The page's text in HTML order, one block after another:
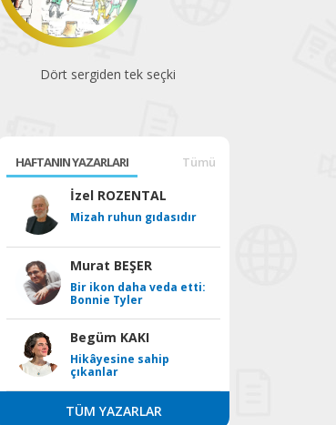
Dört sergiden tek seçki
HAFTANIN YAZARLARI Tümü
İzel ROZENTAL
Mizah ruhun gıdasıdır
Murat BEŞER
Bir ikon daha veda etti:
Bonnie Tyler
Begüm KAKI
Hikâyesine sahip
çıkanlar
TÜM YAZARLAR